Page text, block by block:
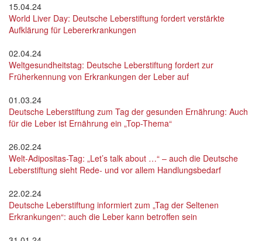
15.04.24
World Liver Day: Deutsche Leberstiftung fordert verstärkte
Aufklärung für Lebererkrankungen
02.04.24
Weltgesundheitstag: Deutsche Leberstiftung fordert zur
Früherkennung von Erkrankungen der Leber auf
01.03.24
Deutsche Leberstiftung zum Tag der gesunden Ernährung: Auch
für die Leber ist Ernährung ein „Top-Thema“
26.02.24
Welt-Adipositas-Tag: „Let’s talk about …“ – auch die Deutsche
Leberstiftung sieht Rede- und vor allem Handlungsbedarf
22.02.24
Deutsche Leberstiftung informiert zum „Tag der Seltenen
Erkrankungen“: auch die Leber kann betroffen sein